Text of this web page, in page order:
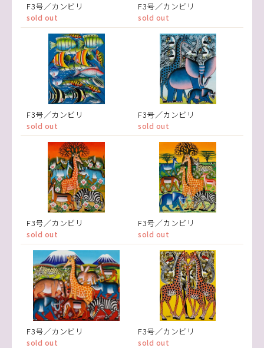
F3号／カンビリ
sold out
F3号／カンビリ
sold out
F3号／カンビリ
sold out
F3号／カンビリ
sold out
F3号／カンビリ
sold out
F3号／カンビリ
sold out
F3号／カンビリ
sold out
F3号／カンビリ
sold out